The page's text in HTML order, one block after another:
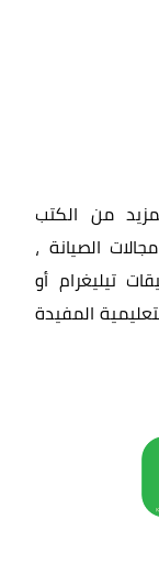
من الكتب
الصيانة ،
تيليغرام أو
المفيدة